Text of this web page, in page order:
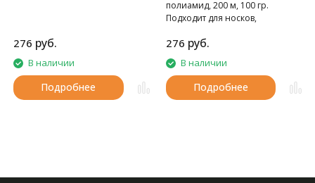
276 руб.
В наличии
Подробнее
полиамид, 200 м, 100 гр.
Подходит для носков,
шапок и т.д.
276 руб.
В наличии
Подробнее